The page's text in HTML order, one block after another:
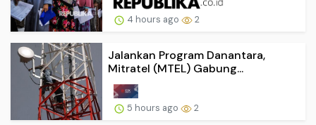
4 hours ago 2
Jalankan Program Danantara,
Mitratel (MTEL) Gabung...
5 hours ago 2